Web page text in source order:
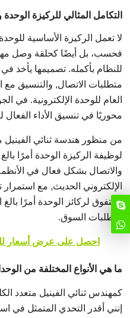
التكامل المثالي للركيزة الوحدة
لا تعمل الركيزة الأساسية
فحسب، بل أيضًا كحلقة وصل
للنظام بأكمله. تصميمها يأخذ
متطلبات الاتصال, والتنسيق مع
العام للوحدة الإلكترونية. في
محوريًا في تنسيق الأداء الفعال
من منظور هندسة ثنائي الفينيل
لوظيفة الركيزة الوحدة أمرًا
والاتصال بشكل فعال في
الإلكتروني الحديث, مع استمرار
المتفوق لركائز الوحدة أمرًا بالغ
متطلبات السوق.
احصل على عرض أسعار
ما هي الأنواع المختلفة من
كمهندس ثنائي الفينيل متعدد
إنني أقدر التحدي المتمثل في